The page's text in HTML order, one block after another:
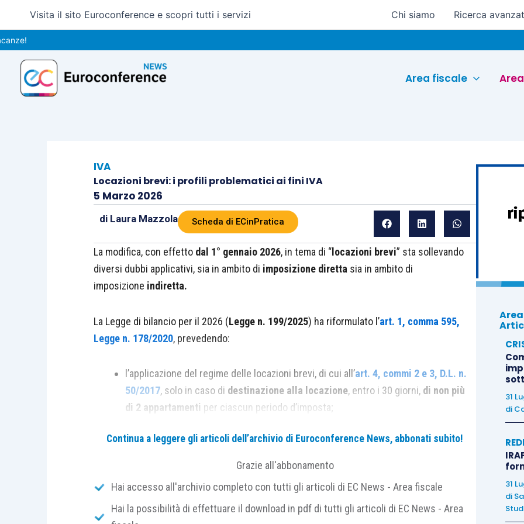
contenuto
Visita il sito Euroconference e scopri tutti i servizi Chi siamo Ricerca
Area fiscale
IVA
Locazioni brevi: i profili problematici ai fini IVA
5 Marzo 2026
di Laura Mazzola Scheda di ECinPratica
La modifica, con effetto dal 1° gennaio 2026, in tema di “ locazioni brevi” sta sollevando
diversi dubbi applicativi, sia in ambito di imposizione diretta sia in ambito di
imposizione indiretta.
La Legge di bilancio per il 2026 (Legge n. 199/2025) ha riformulato l’art. 1, comma 595,
Legge n. 178/2020, prevedendo:
l’applicazione del regime delle locazioni brevi, di cui all’art. 4, commi 2 e 3, D.L. n.
50/2017, solo in caso di destinazione alla locazione, entro i 30 giorni, di non più
di 2 appartamenti per ciascun periodo d’imposta;
lapresunzione di attività svolta in forma imprenditoriale, ai sensi dell’art.
Tra le diverse questioni sollevate, alle quali hanno dato il loro parere l’Associazione italiana
Continua a leggere gli articoli dell’archivio di Euroconference News, abbonati subito!
Grazie all'abbonamento
Hai accesso all'archivio completo con tutti gli articoli di EC News - Area fiscale
Hai la possibilità di effettuare il download in pdf di tutti gli articoli di EC News - Area
31
di
31
di